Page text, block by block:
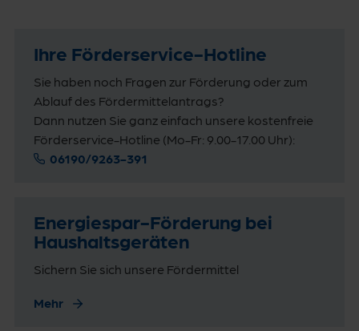
Ihre Förderservice-Hotline
Sie haben noch Fragen zur Förderung oder zum
Ablauf des Fördermittelantrags?
Dann nutzen Sie ganz einfach unsere kostenfreie
Förderservice-Hotline (Mo-Fr: 9.00-17.00 Uhr):
06190/9263-391
Energiespar-Förderung bei
Haushaltsgeräten
Sichern Sie sich unsere Fördermittel
Mehr